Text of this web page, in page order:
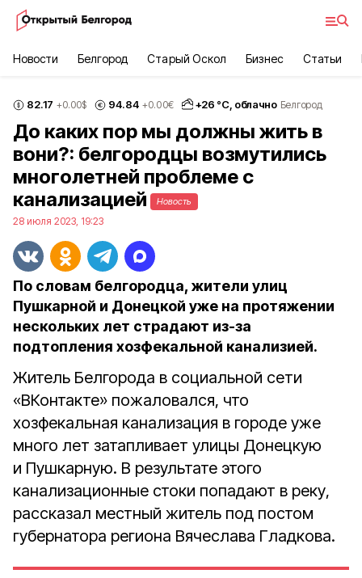
Новости Белгород Старый Оскол Бизнес Статьи
82.17 +0.00$ 94.84 +0.00€ +26 °С, облачно Белгород
До каких пор мы должны жить в
вони?: белгородцы возмутились
многолетней проблеме с
канализацией
Новость
28 июля 2023, 19:23
По словам белгородца, жители улиц
Пушкарной и Донецкой уже на протяжении
нескольких лет страдают из-за
подтопления хозфекальной канализией.
Житель Белгорода в социальной сети
«ВКонтакте» пожаловался, что
хозфекальная канализация в городе уже
много лет затапливает улицы Донецкую
и Пушкарную. В результате этого
канализационные стоки попадают в реку,
рассказал местный житель под постом
губернатора региона Вячеслава Гладкова.